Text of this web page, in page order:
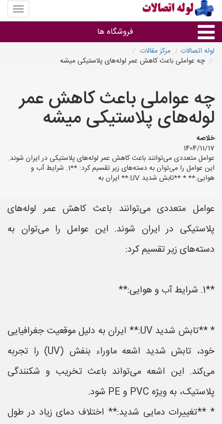
منوی
سایت
فروشگاه ها
لوله و اتصالات
سایر گروه ها
فروشگاه های لوله و اتصالات
لوله اتصالات
مرکز مقالات
چه عواملی باعث کاهش عمر لوله‌های پلاستیکی میشه
چه عواملی باعث کاهش عمر
لوله‌های پلاستیکی میشه
خلاصه
1404/11/17
عوامل متعددی می‌توانند باعث کاهش عمر لوله‌های پلاستیکی در ایران شوند.
این عوامل را می‌توان به دسته‌های زیر تقسیم کرد: **1. شرایط آب و
هوایی:** * **تابش شدید UV:** ایران به
عوامل متعددی می‌توانند باعث کاهش عمر لوله‌های
پلاستیکی در ایران شوند. این عوامل را می‌توان به
دسته‌های زیر تقسیم کرد:
**1. شرایط آب و هوایی:**
* **تابش شدید UV:** ایران به دلیل موقعیت جغرافیایی
خود، تابش شدید اشعه ماوراء بنفش (UV) را تجربه
می‌کند. این اشعه می‌تواند باعث تخریب و شکنندگی
پلاستیک، به ویژه PVC و PE شود.
* **تغییرات دمایی شدید:** اختلاف دمای زیاد در طول